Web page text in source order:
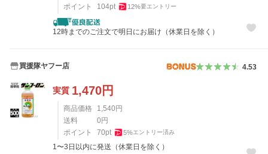
ポイント
104pt 12%要エントリー
12時までのご注文で明日にお届け（休業日を除く）
買援隊ヤフー店 4.53
実質 1,470円
商品価格 1,540円
送料
0円
ポイント
70pt 5%エントリー済み
1〜3日以内に発送（休業日を除く）